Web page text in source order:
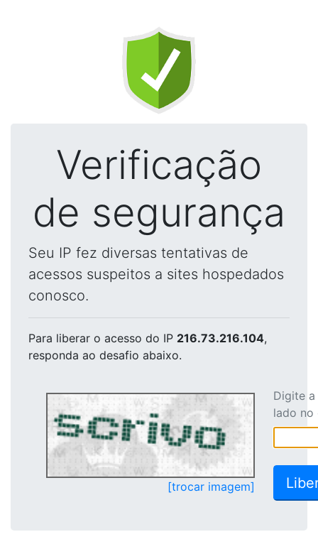
Verificação
de segurança
Seu IP fez diversas tentativas de
acessos suspeitos a sites hospedados
conosco.
Para liberar o acesso do IP 216.73.216.104,
responda ao desafio abaixo.
[trocar imagem]
Digite
lado no